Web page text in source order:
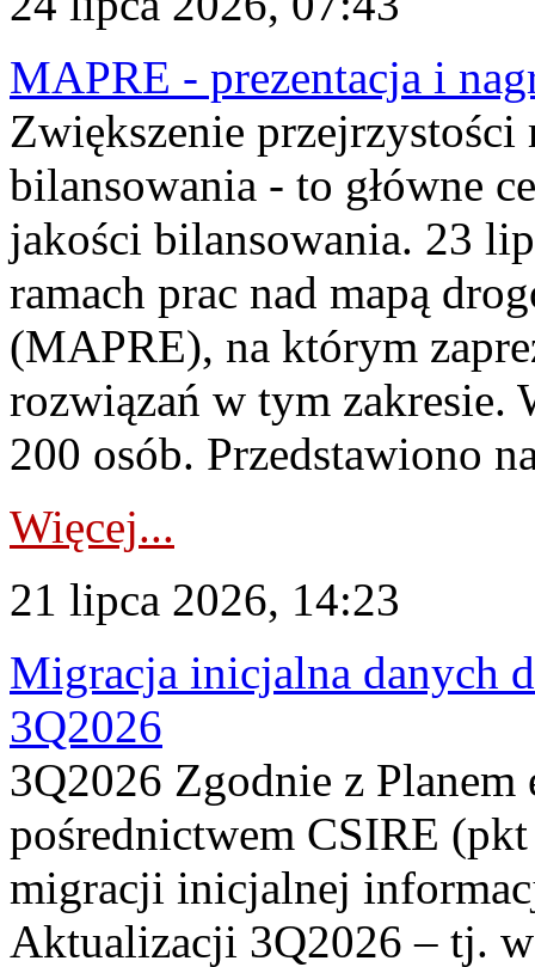
MAPRE - prezentacja i
Zwiększenie
bilansowania - to główne
jakości bilansowania. 23
ramach prac nad mapą
(MAPRE), na którym
rozwiązań w tym zakresie.
200 osób. Przedstawiono
Więcej...
21 lipca 2026, 14:23
Migracja inicjalna danych
3Q2026
3Q2026 Zgodnie z
pośrednictwem CSIRE
migracji inicjalnej
Aktualizacji 3Q2026 – tj.